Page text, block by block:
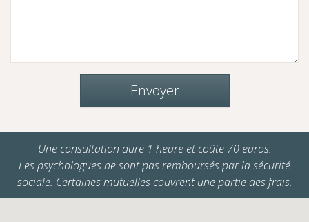
Envoyer
Une consultation dure 1 heure et coûte 70 euros.
Les psychologues ne sont pas remboursés par la sécurité
sociale. Certaines mutuelles couvrent une partie des frais.